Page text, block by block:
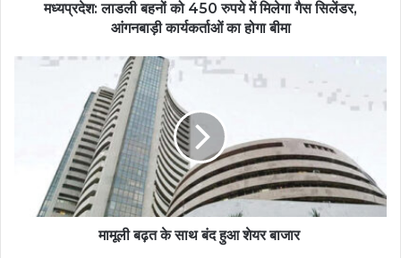
मध्यप्रदेश: लाडली बहनों को 450 रुपये में मिलेगा गैस सिलेंडर,
आंगनबाड़ी कार्यकर्ताओं का होगा बीमा
मामूली बढ़त के साथ बंद हुआ शेयर बाजार